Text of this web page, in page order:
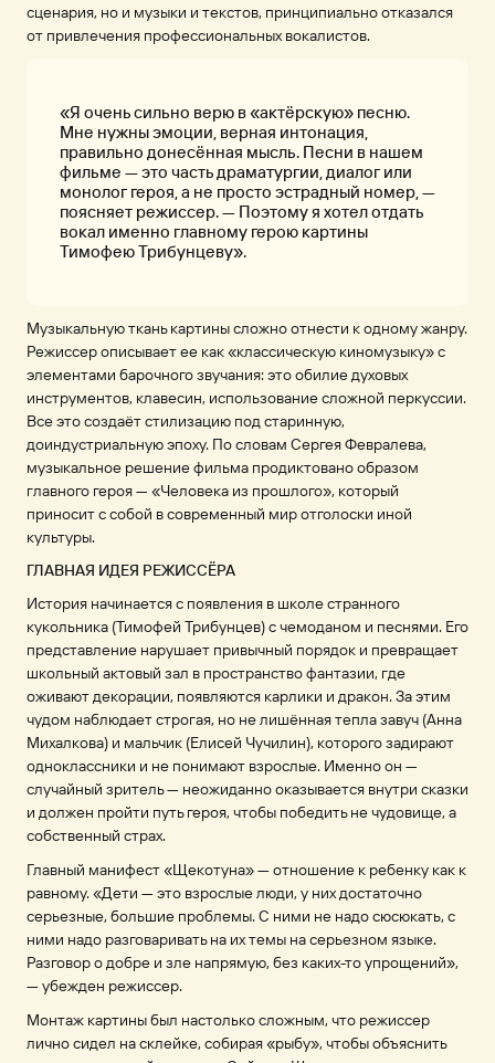
сценария, но и музыки и текстов, принципиально отказался
от привлечения профессиональных вокалистов.
«Я очень сильно верю в «актёрскую» песню.
Мне нужны эмоции, верная интонация,
правильно донесённая мысль. Песни в нашем
фильме — это часть драматургии, диалог или
монолог героя, а не просто эстрадный номер, —
поясняет режиссер. — Поэтому я хотел отдать
вокал именно главному герою картины
Тимофею Трибунцеву».
Музыкальную ткань картины сложно отнести к одному жанру.
Режиссер описывает ее как «классическую киномузыку» с
элементами барочного звучания: это обилие духовых
инструментов, клавесин, использование сложной перкуссии.
Все это создаёт стилизацию под старинную,
доиндустриальную эпоху. По словам Сергея Февралева,
музыкальное решение фильма продиктовано образом
главного героя — «Человека из прошлого», который
приносит с собой в современный мир отголоски иной
культуры.
ГЛАВНАЯ ИДЕЯ РЕЖИССЁРА
История начинается с появления в школе странного
кукольника (Тимофей Трибунцев) с чемоданом и песнями. Его
представление нарушает привычный порядок и превращает
школьный актовый зал в пространство фантазии, где
оживают декорации, появляются карлики и дракон. За этим
чудом наблюдает строгая, но не лишённая тепла завуч (Анна
Михалкова) и мальчик (Елисей Чучилин), которого задирают
одноклассники и не понимают взрослые. Именно он —
случайный зритель — неожиданно оказывается внутри сказки
и должен пройти путь героя, чтобы победить не чудовище, а
собственный страх.
Главный манифест «Щекотуна» — отношение к ребенку как к
равному. «Дети — это взрослые люди, у них достаточно
серьезные, большие проблемы. С ними не надо сюсюкать, с
ними надо разговаривать на их темы на серьезном языке.
Разговор о добре и зле напрямую, без каких-то упрощений»,
— убежден режиссер.
Монтаж картины был настолько сложным, что режиссер
лично сидел на склейке, собирая «рыбу», чтобы объяснить